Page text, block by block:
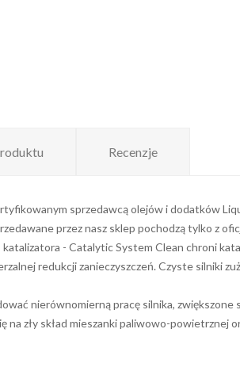
Recenzje
sprzedawcą olejów i dodatków
przez nasz sklep pochodzą tylko z
- Catalytic System Clean chroni
redukcji zanieczyszczeń. Czyste silniki
nierównomierną pracę silnika,
na zły skład mieszanki paliwowo-